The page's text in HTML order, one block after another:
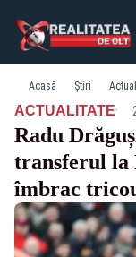
Acasă Știri
ACTUALITATE·
Radu
transferul la
îmbrac